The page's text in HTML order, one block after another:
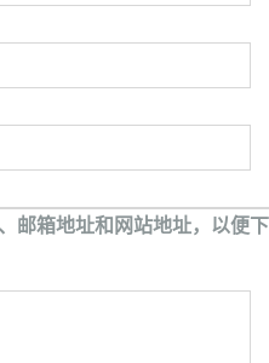
邮箱地址和网站地址，以便下